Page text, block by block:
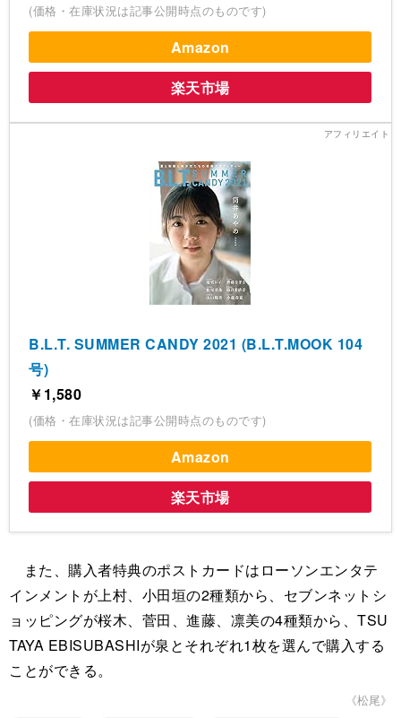
(価格・在庫状況は記事公開時点のものです)
Amazon
楽天市場
B.L.T. SUMMER CANDY 2021 (B.L.T.MOOK 104
号)
￥1,580
(価格・在庫状況は記事公開時点のものです)
Amazon
楽天市場
また、購入者特典のポストカードはローソンエンタテ
インメントが上村、小田垣の2種類から、セブンネットシ
ョッピングが桜木、菅田、進藤、凛美の4種類から、TSU
TAYA EBISUBASHIが泉とそれぞれ1枚を選んで購入する
ことができる。
《松尾》